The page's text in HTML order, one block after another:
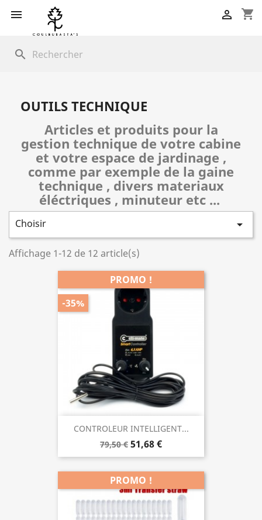
 shopping_cart

search
OUTILS TECHNIQUE
Articles et produits pour la
gestion technique de votre cabine
et votre espace de jardinage ,
comme par exemple de la gaine
technique , divers materiaux
éléctriques , minuteur etc ...
Choisir 
Affichage 1-12 de 12 article(s)
CONTROLEUR INTELLIGENT...
79,50 € 51,68 €
PROMO !
-35%
PROMO !